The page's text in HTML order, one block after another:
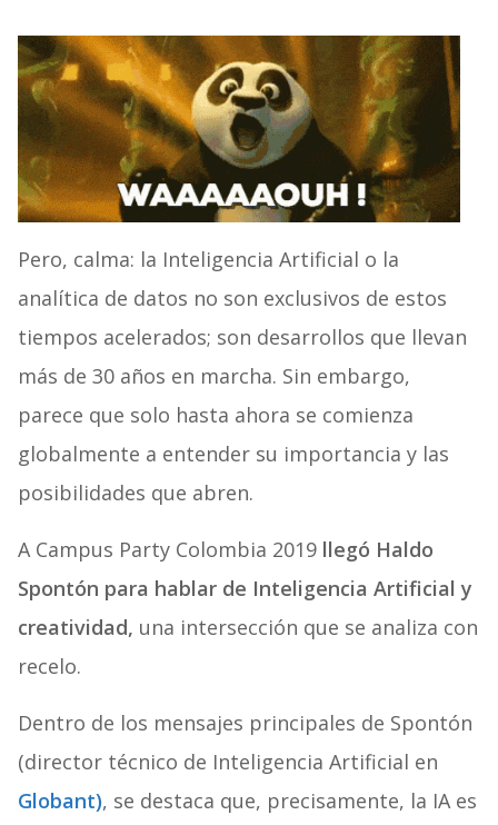
Pero, calma: la Inteligencia Artificial o la
analítica de datos no son exclusivos de estos
tiempos acelerados; son desarrollos que llevan
más de 30 años en marcha. Sin embargo,
parece que solo hasta ahora se comienza
globalmente a entender su importancia y las
posibilidades que abren.
A Campus Party Colombia 2019 llegó Haldo
Spontón para hablar de Inteligencia Artificial y
creatividad, una intersección que se analiza con
recelo.
Dentro de los mensajes principales de Spontón
(director técnico de Inteligencia Artificial en
Globant), se destaca que, precisamente, la IA es